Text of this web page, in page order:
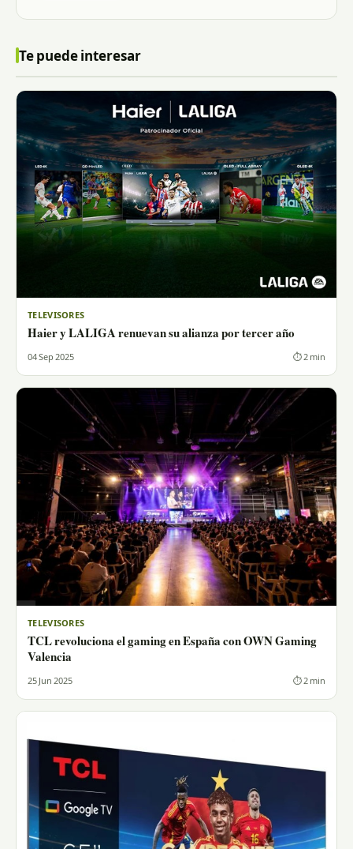
Te puede interesar
TELEVISORES
Haier y LALIGA renuevan su alianza por tercer año
04 Sep 2025 ⏱ 2 min
TELEVISORES
TCL revoluciona el gaming en España con OWN Gaming
Valencia
25 Jun 2025 ⏱ 2 min